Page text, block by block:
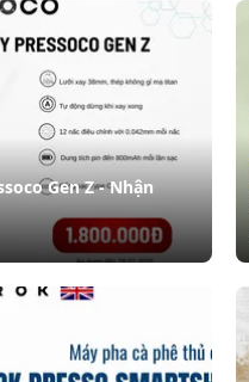
Gen Z - Nhận